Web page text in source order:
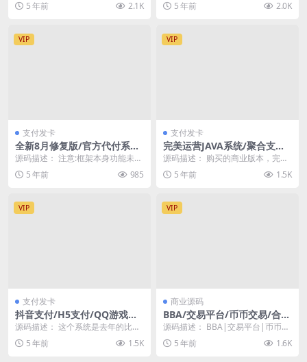
统上个月还...
5 年前 2.1K
功能 1.应用...
5 年前 2.0K
VIP
支付发卡
全新8月修复版/官方代付系统/
支付宝微信代付/企业付款/提
现秒到
源码描述： 注意:框架本身功能未
动，只修复了微信代付功能 充值模
块阉割了QQ充值...
5 年前 985
VIP
支付发卡
完美运营JAVA系统/聚合支付/
支付系统/三方四方支付系统源
码
源码描述： 购买的商业版本，完美
没问题，带详细部署文档说明。 本
系统是使用Jav...
5 年前 1.5K
VIP
支付发卡
抖音支付/H5支付/QQ游戏扫
码/PDD支付通道/聚合支付系
源码描述： 这个系统是去年的比较
火的游戏点劵系统，当时卖的挺贵
的，放在现在这个东...
5 年前 1.5K
VIP
商业源码
BBA/交易平台/币币交易/合约
交易/秒合约交易/锁仓挖矿/IE
源码描述： BBA|交易平台|币币交
易|合约交易|秒合约交易|锁仓挖
矿|IEO认...
5 年前 1.6K